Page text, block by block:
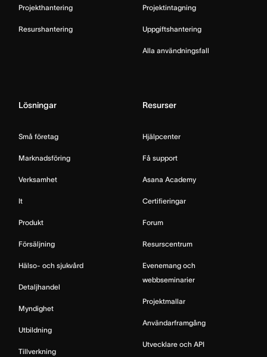
Projekthantering
Resurshantering
Projektintagning
Uppgiftshantering
Alla användningsfall
Lösningar
Små företag
Marknadsföring
Verksamhet
It
Produkt
Försäljning
Hälso- och sjukvård
Detaljhandel
Myndighet
Utbildning
Tillverkning
Resurser
Hjälpcenter
Få support
Asana Academy
Certifieringar
Forum
Resurscentrum
Evenemang och
webbseminarier
Projektmallar
Användarframgång
Utvecklare och API